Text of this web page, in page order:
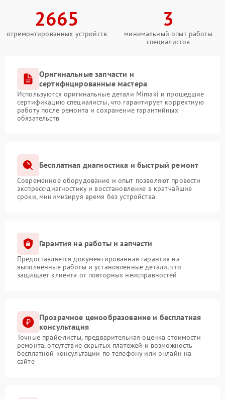
2665
отремонтированных устройств
3
минимальный опыт работы
специалистов
Оригинальные запчасти и
сертифицированные мастера
Используются оригинальные детали Mimaki и прошедшие
сертификацию специалисты, что гарантирует корректную
работу после ремонта и сохранение гарантийных
обязательств
Бесплатная диагностика и быстрый ремонт
Современное оборудование и опыт позволяют провести
экспресс-диагностику и восстановление в кратчайшие
сроки, минимизируя время без устройства
Гарантия на работы и запчасти
Предоставляется документированная гарантия на
выполненные работы и установленные детали, что
защищает клиента от повторных неисправностей
Прозрачное ценообразование и бесплатная
консультация
Точные прайс-листы, предварительная оценка стоимости
ремонта, отсутствие скрытых платежей и возможность
бесплатной консультации по телефону или онлайн на
сайте